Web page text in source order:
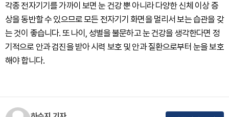
각종 전자기기를 가까이 보면 눈 건강 뿐 아니라 다양한 신체 이상 증
상을 동반할 수 있으므로 모든 전자기기 화면을 멀리서 보는 습관을 갖
는 것이 좋습니다. 또 나이, 성별을 불문하고 눈 건강을 생각한다면 정
기적으로 안과 검진을 받아 시력 보호 및 안과 질환으로부터 눈을 보호
해야 합니다.